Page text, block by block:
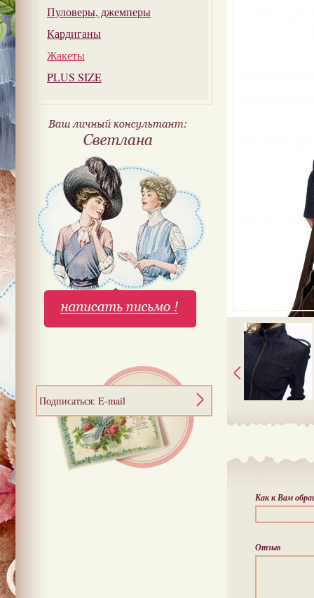
Пуловеры, джемперы
Кардиганы
Жакеты
PLUS SIZE
Подписаться: E-mail
Как к Вам
Отзыв